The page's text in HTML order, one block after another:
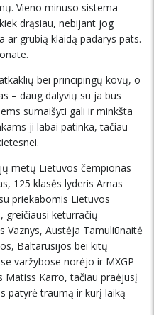
Vieno minuso sistema
drąsiau, nebijant jog
ar grubią klaidą padarys pats.
bei principingų kovų, o
– daug dalyvių su ja bus
sumaišyti gali ir minkšta
ji labai patinka, tačiau
metų Lietuvos čempionas
125 klasės lyderis Arnas
priekabomis Lietuvos
greičiausi keturračių
Austėja Tamuliūnaitė
Baltarusijos bei kitų
varžybose norėjo ir MXGP
Matiss Karro, tačiau praėjusį
patyrė traumą ir kurį laiką